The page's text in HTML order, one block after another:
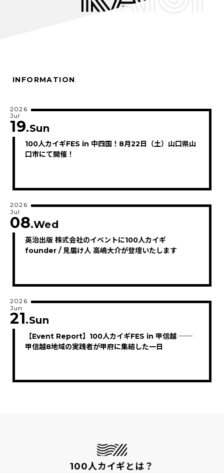
INFORMATION
100人カイギFES in 中四国！8月22日（土）山口県山
口市にて開催！
2026
Jul
19.Sun
英治出版 株式会社のイベントに100人カイギ
founder / 見届け人 高嶋大介が登壇いたします
2026
Jul
08.Wed
【Event Report】100人カイギFES in 甲信越 ──
甲信越8地域の実践者が甲府に集結した一日
2026
Jun
21.Sun
100人カイギとは？